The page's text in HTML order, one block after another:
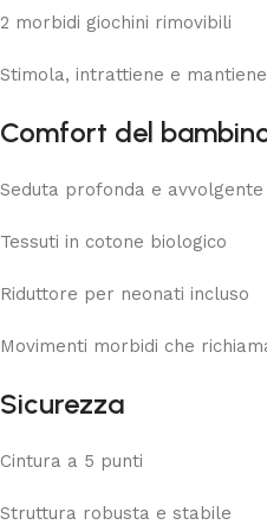
2 morbidi giochini rimovibili
Stimola, intrattiene e
Comfort del
Seduta profonda e avvolgente
Tessuti in cotone biologico
Riduttore per neonati incluso
Movimenti morbidi che
Sicurezza
Cintura a 5 punti
Struttura robusta e stabile